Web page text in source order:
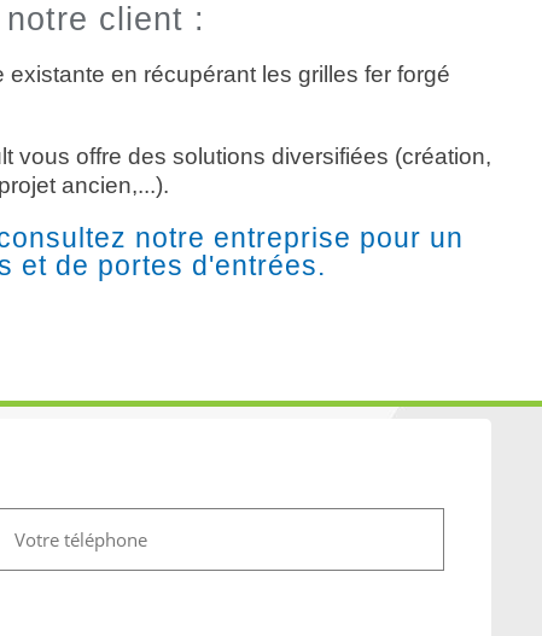
client :
existante en récupérant les grilles fer forgé
vous offre des solutions diversifiées (création,
ancien,...).
notre entreprise pour un
et de portes d'entrées.